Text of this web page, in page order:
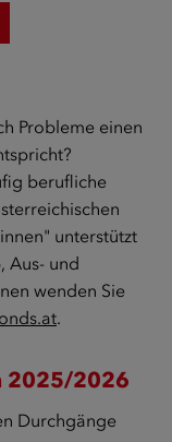
Probleme einen
berufliche
unterstützt
Aus- und
wenden Sie
.
2025/2026
Durchgänge